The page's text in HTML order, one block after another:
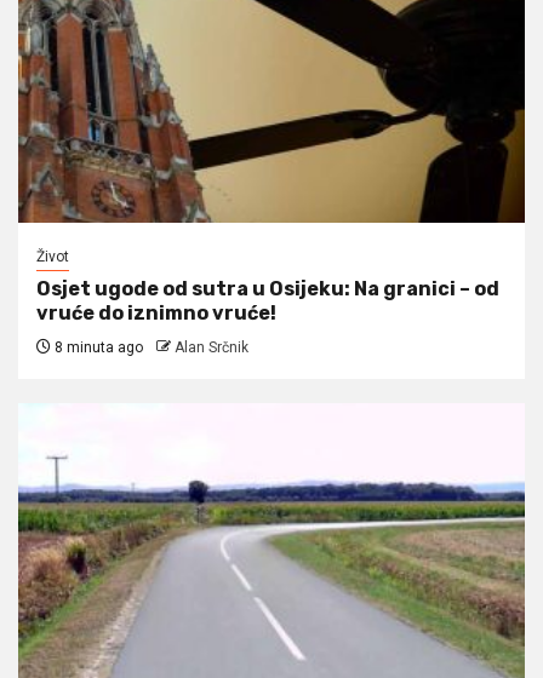
Život
Osjet ugode od sutra u Osijeku: Na granici – od
vruće do iznimno vruće!
8 minuta ago Alan Srčnik